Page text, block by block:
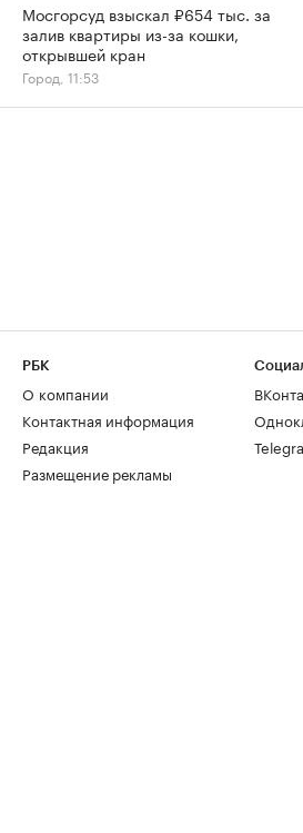
Мосгорсуд взыскал ₽654 тыс. за
залив квартиры из-за кошки,
открывшей кран
Город, 11:53
РБК
О компании
Контактная информация
Редакция
Размещение рекламы